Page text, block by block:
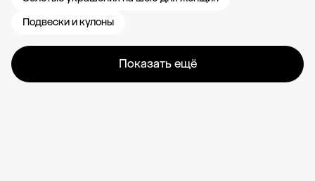
Подвески и кулоны
Показать ещё